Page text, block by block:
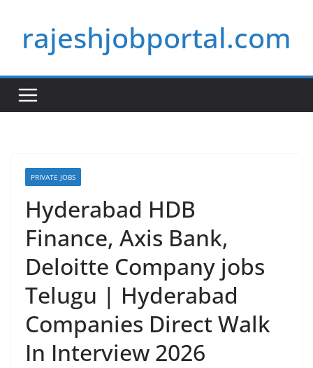
contentrajeshjobportal.com
PRIVATE JOBS
Hyderabad HDB
Finance, Axis Bank,
Deloitte Company jobs
Telugu | Hyderabad
Companies Direct Walk
In Interview 2026